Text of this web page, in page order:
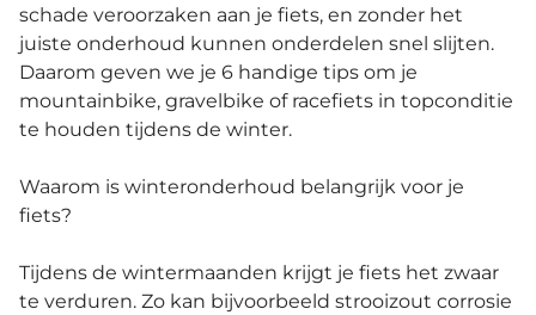
schade veroorzaken aan je fiets, en zonder het
juiste onderhoud kunnen onderdelen snel slijten.
Daarom geven we je 6 handige tips om je
mountainbike, gravelbike of racefiets in topconditie
te houden tijdens de winter.
Waarom is winteronderhoud belangrijk voor je
fiets?
Tijdens de wintermaanden krijgt je fiets het zwaar
te verduren. Zo kan bijvoorbeeld strooizout corrosie